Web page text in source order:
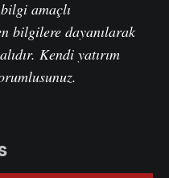
amaçlı
bilgilere dayanılarak
Kendi yatırım